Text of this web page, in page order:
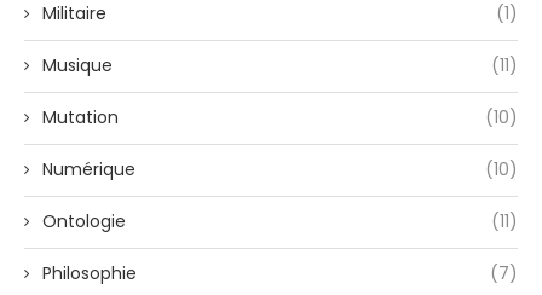
Militaire (1)
Musique (11)
Mutation (10)
Numérique (10)
Ontologie (11)
Philosophie (7)